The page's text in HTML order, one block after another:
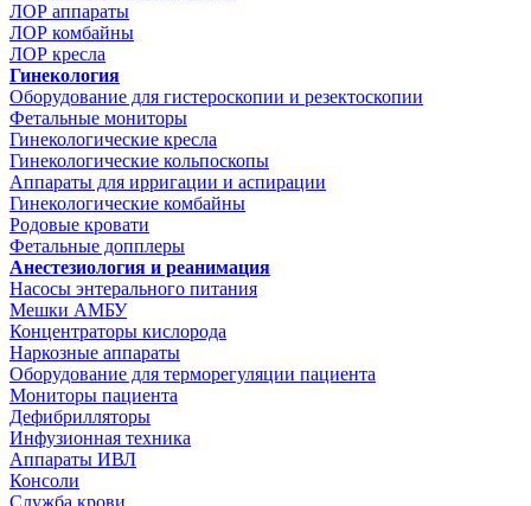
ЛОР аппараты
ЛОР комбайны
ЛОР кресла
Гинекология
Оборудование для гистероскопии и резектоскопии
Фетальные мониторы
Гинекологические кресла
Гинекологические кольпоскопы
Аппараты для ирригации и аспирации
Гинекологические комбайны
Родовые кровати
Фетальные допплеры
Анестезиология и реанимация
Насосы энтерального питания
Мешки АМБУ
Концентраторы кислорода
Наркозные аппараты
Оборудование для терморегуляции пациента
Мониторы пациента
Дефибрилляторы
Инфузионная техника
Аппараты ИВЛ
Консоли
Служба крови